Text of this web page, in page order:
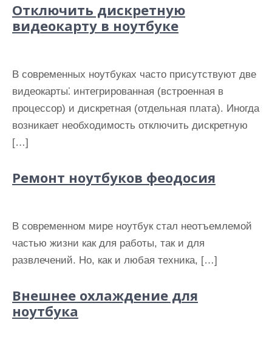
Отключить дискретную
видеокарту в ноутбуке
В современных ноутбуках часто присутствуют две
видеокарты⁚ интегрированная (встроенная в
процессор) и дискретная (отдельная плата). Иногда
возникает необходимость отключить дискретную
[…]
Ремонт ноутбуков феодосия
В современном мире ноутбук стал неотъемлемой
частью жизни как для работы, так и для
развлечений. Но, как и любая техника, […]
Внешнее охлаждение для
ноутбука